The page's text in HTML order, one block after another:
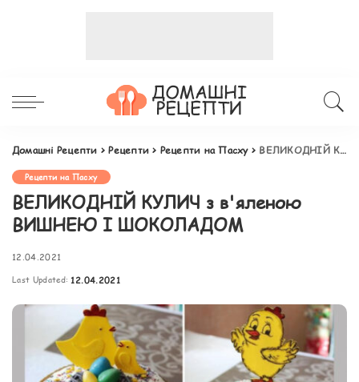
Домашні Рецепти >Рецепти > Рецепти на Пасху> ВЕЛИКОДНІЙ КУЛИЧ з в'яленою ВИШНЕЮ І ШОКОЛАДОМ
Рецепти на Пасху
ВЕЛИКОДНІЙ КУЛИЧ з в'яленою
ВИШНЕЮ І ШОКОЛАДОМ
12.04.2021
Last Updated: 12.04.2021